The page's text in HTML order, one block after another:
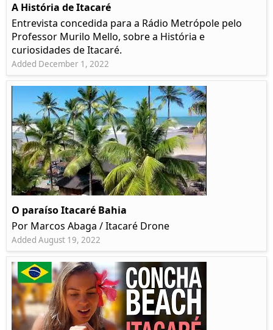
A História de Itacaré
Entrevista concedida para a Rádio Metrópole pelo
Professor Murilo Mello, sobre a História e
curiosidades de Itacaré.
Added December 1, 2022
O paraíso Itacaré Bahia
Por Marcos Abaga / Itacaré Drone
Added August 19, 2022